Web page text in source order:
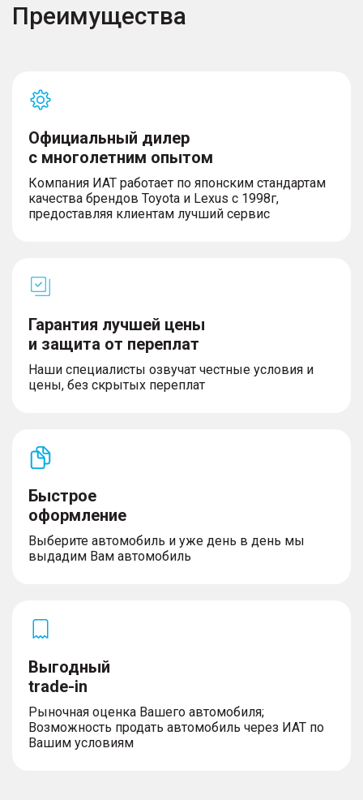
Преимущества
Официальный дилер
с многолетним опытом
Компания ИАТ работает по японским стандартам
качества брендов Toyota и Lexus с 1998г,
предоставляя клиентам лучший сервис
Гарантия лучшей цены
и защита от переплат
Наши специалисты озвучат честные условия и
цены, без скрытых переплат
Быстрое
оформление
Выберите автомобиль и уже день в день мы
выдадим Вам автомобиль
Выгодный
trade-in
Рыночная оценка Вашего автомобиля;
Возможность продать автомобиль через ИАТ по
Вашим условиям